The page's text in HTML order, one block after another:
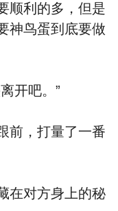
顺利的多，但是
神鸟蛋到底要做
开吧。”
前，打量了一番
在对方身上的秘